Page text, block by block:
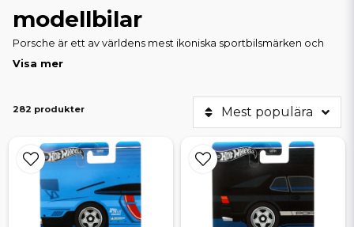
modellbilar
Porsche är ett av världens mest ikoniska sportbilsmärken och
har satt sin prägel på allt från klassiska 356 och 911 till moderna
barn, detaljrika modellbilar för samlare och radiostyrda varianter
Stort sortiment för både lek och samling
Här finns allt från små mini-Porschar i enklare utföranden till
exklusiva samlarobjekt i skalor som 1:43, 1:24 och 1:18. Du hittar
klassiker som 911 Carrera och 944 Turbo, men också racingikoner
som 935, 917 och RSR. För de yngre finns tåliga barnbilar och set
Visa mer
282 produkter Mest populära